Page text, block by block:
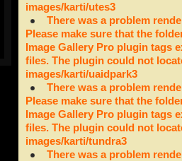
images/karti/utes3
There was a problem
Please make sure that the
Image Gallery Pro plugin tags
files. The plugin could not
images/karti/uaidpark3
There was a problem
Please make sure that the
Image Gallery Pro plugin tags
files. The plugin could not
images/karti/tundra3
There was a problem